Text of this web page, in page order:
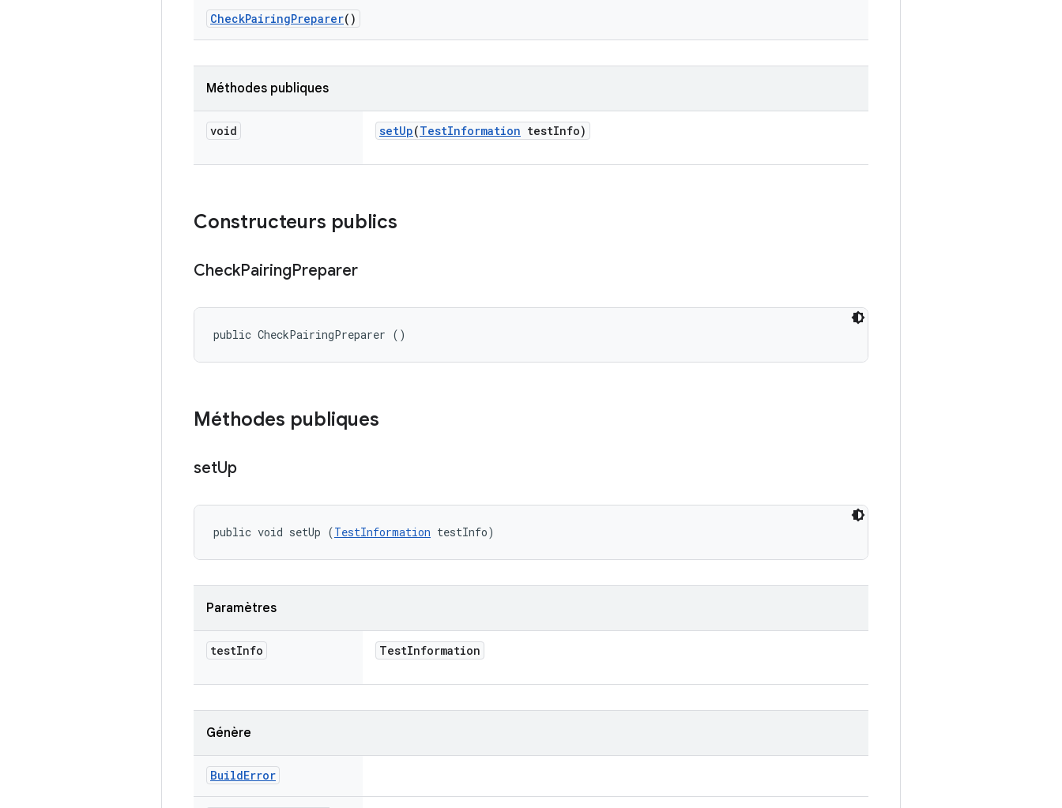
CheckPairingPreparer()
Méthodes publiques
void setUp(TestInformation testInfo)
Constructeurs publics
CheckPairingPreparer
public CheckPairingPreparer ()
Méthodes publiques
setUp
public void setUp (TestInformation testInfo)
Paramètres
testInfo TestInformation
Génère
BuildError